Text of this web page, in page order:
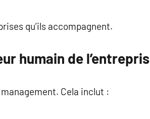
qu’ils accompagnent.
humain de
Cela inclut :